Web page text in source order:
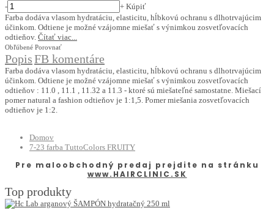
-
+ Kúpiť
Farba dodáva vlasom hydratáciu, elasticitu, hĺbkovú ochranu s dlhotrvajúcim
účinkom. Odtiene je možné vzájomne miešať s výnimkou zosvetľovacích
odtieňov. Čítať viac...
Obľúbené Porovnať
PopisFB komentáre
Farba dodáva vlasom hydratáciu, elasticitu, hĺbkovú ochranu s dlhotrvajúcim
účinkom. Odtiene je možné vzájomne miešať s výnimkou zosvetľovacích
odtieňov : 11.0 , 11.1 , 11.32 a 11.3 - ktoré sú miešateľné samostatne. Miešací
pomer natural a fashion odtieňov je 1:1,5. Pomer miešania zosvetľovacích
odtieňov je 1:2.
Domov
7-23 farba TuttoColors FRUITY
Pre maloobchodný predaj prejdite na stránku
www.HAIRCLINIC.SK
Top produkty